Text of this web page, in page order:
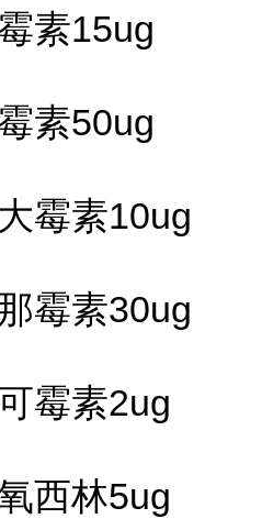
素15ug
素50ug
霉素10ug
霉素30ug
霉素2ug
西林5ug